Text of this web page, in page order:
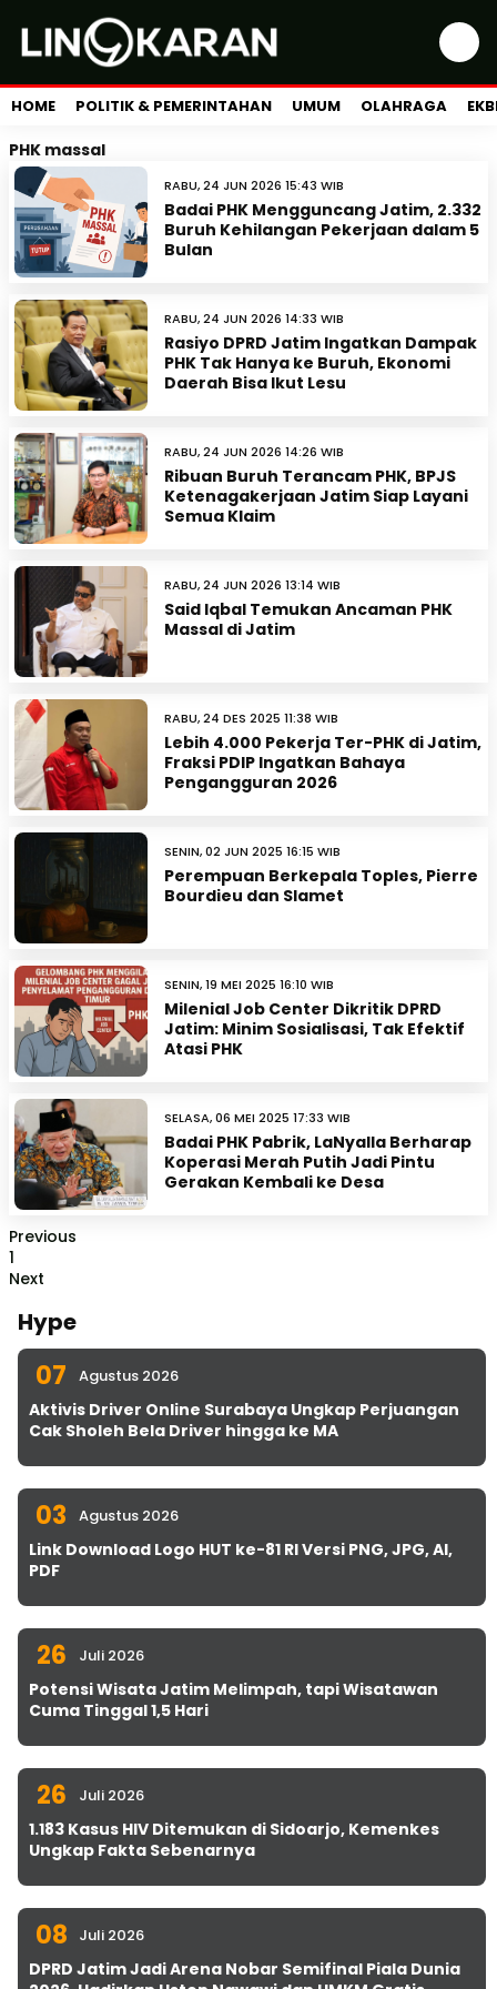
HOME POLITIK & PEMERINTAHAN UMUM OLAHRAGA
PHK massal
RABU, 24 JUN 2026 15:43 WIB
Badai PHK Mengguncang Jatim, 2.332
Buruh Kehilangan Pekerjaan dalam 5
Bulan
RABU, 24 JUN 2026 14:33 WIB
Rasiyo DPRD Jatim Ingatkan Dampak
PHK Tak Hanya ke Buruh, Ekonomi
Daerah Bisa Ikut Lesu
RABU, 24 JUN 2026 14:26 WIB
Ribuan Buruh Terancam PHK, BPJS
Ketenagakerjaan Jatim Siap Layani
Semua Klaim
RABU, 24 JUN 2026 13:14 WIB
Said Iqbal Temukan Ancaman PHK
Massal di Jatim
RABU, 24 DES 2025 11:38 WIB
Lebih 4.000 Pekerja Ter-PHK di Jatim,
Fraksi PDIP Ingatkan Bahaya
Pengangguran 2026
SENIN, 02 JUN 2025 16:15 WIB
Perempuan Berkepala Toples, Pierre
Bourdieu dan Slamet
SENIN, 19 MEI 2025 16:10 WIB
Milenial Job Center Dikritik DPRD
Jatim: Minim Sosialisasi, Tak Efektif
Atasi PHK
SELASA, 06 MEI 2025 17:33 WIB
Badai PHK Pabrik, LaNyalla Berharap
Koperasi Merah Putih Jadi Pintu
Gerakan Kembali ke Desa
Previous
1
Next
Hype
07 Agustus 2026
Aktivis Driver Online Surabaya Ungkap Perjuangan
Cak Sholeh Bela Driver hingga ke MA
03 Agustus 2026
Link Download Logo HUT ke-81 RI Versi PNG, JPG, AI,
PDF
26 Juli 2026
Potensi Wisata Jatim Melimpah, tapi Wisatawan
Cuma Tinggal 1,5 Hari
26 Juli 2026
1.183 Kasus HIV Ditemukan di Sidoarjo, Kemenkes
Ungkap Fakta Sebenarnya
08 Juli 2026
DPRD Jatim Jadi Arena Nobar Semifinal Piala Dunia